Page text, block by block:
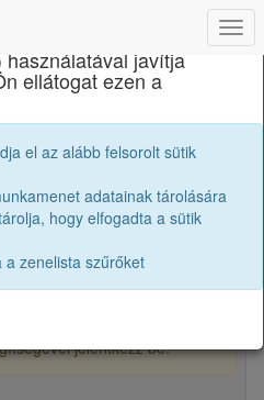
Elméleti Líceum
felbontásban látni őket,
jelentkezz be.
javítja
ellátogat ezen a
el az alább felsorolt sütik
adatainak tárolására
hogy elfogadta a sütik
a zenelista szűrőket